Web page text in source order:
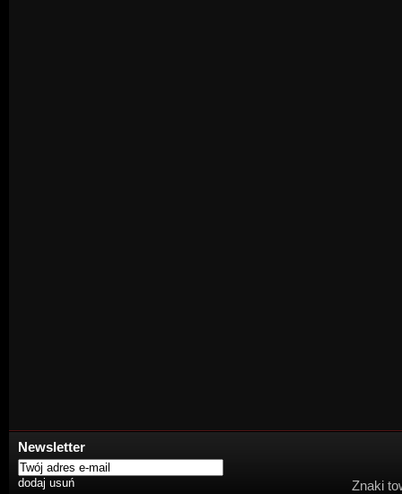
Newsletter
Znaki